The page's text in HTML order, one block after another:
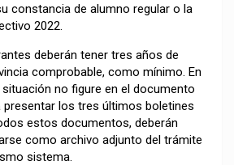
constancia de alumno regular o la
2022.
deberán tener tres años de
comprobable, como mínimo. En
no figure en el documento
presentar los tres últimos boletines
estos documentos, deberán
como archivo adjunto del trámite
sistema.